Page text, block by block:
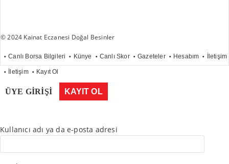
© 2024 Kainat Eczanesi Doğal Besinler
Canlı Borsa Bilgileri Künye Canlı Skor Gazeteler Hesabım İletişim
İletişim Kayıt Ol
ÜYE GİRİŞİ KAYIT OL
Kullanıcı adı ya da e-posta adresi